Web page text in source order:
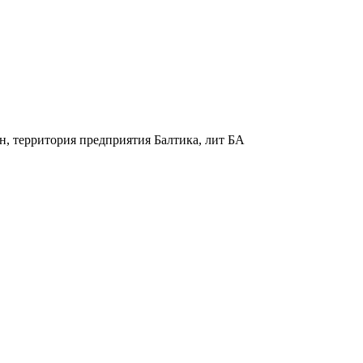
территория предприятия Балтика, лит БА